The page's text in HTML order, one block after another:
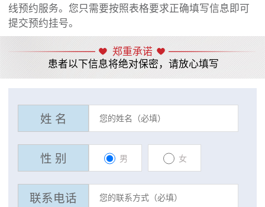
线预约服务。您只需要按照表格要求正确填写信息即可
提交预约挂号。
郑重承诺
患者以下信息将绝对保密，请放心填写
姓 名
性 别 男 女
联系电话